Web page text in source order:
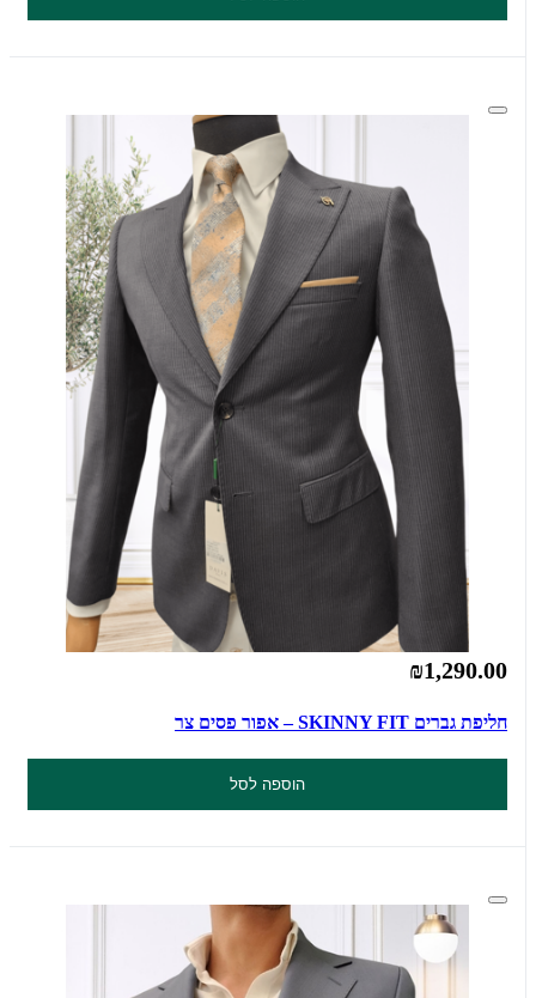
₪1,290.00
חליפת גברים SKINNY FIT – אפור פסים צר
הוספה לסל